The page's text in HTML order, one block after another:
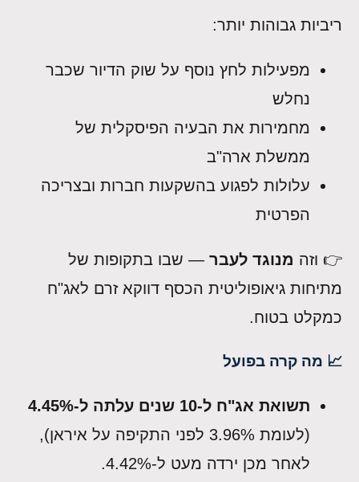
ריביות גבוהות יותר:
מפעילות לחץ נוסף על שוק הדיור שכבר
נחלש
מחמירות את הבעיה הפיסקלית של
ממשלת ארה"ב
עלולות לפגוע בהשקעות חברות ובצריכה
הפרטית
👉 וזה מנוגד לעבר — שבו בתקופות של
מתיחות גיאופוליטית הכסף דווקא זרם לאג"ח
כמקלט בטוח.
📈 מה קרה בפועל
תשואת אג"ח ל-10 שנים עלתה ל-4.45%
(לעומת 3.96% לפני התקיפה על איראן),
לאחר מכן ירדה מעט ל-4.42%.